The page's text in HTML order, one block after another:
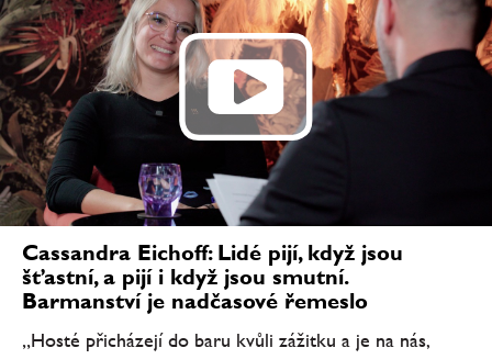
Cassandra Eichoff: Lidé pijí, když jsou
šťastní, a pijí i když jsou smutní.
Barmanství je nadčasové řemeslo
„Hosté přicházejí do baru kvůli zážitku a je na nás,